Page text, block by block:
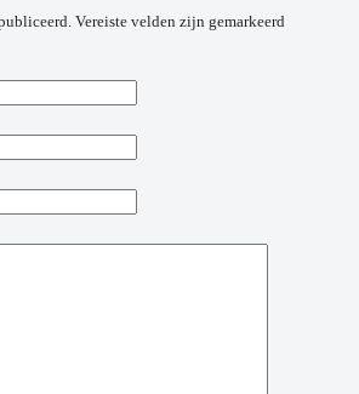
Vereiste velden zijn gemarkeerd